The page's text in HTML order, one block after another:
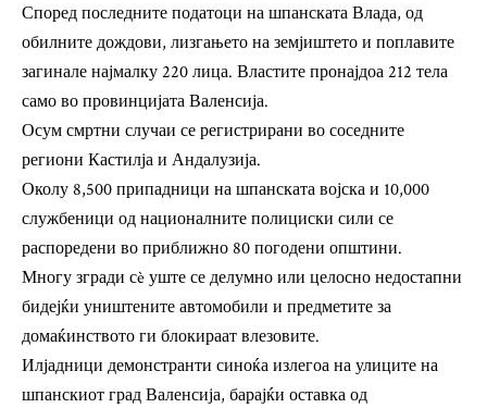
Според последните податоци на шпанската Влада, од
обилните дождови, лизгањето на земјиштето и поплавите
загинале најмалку 220 лица. Властите пронајдоа 212 тела
само во провинцијата Валенсија.
Осум смртни случаи се регистрирани во соседните
региони Кастилја и Андалузија.
Околу 8,500 припадници на шпанската војска и 10,000
службеници од националните полициски сили се
распоредени во приближно 80 погодени општини.
Многу згради сè уште се делумно или целосно недостапни
бидејќи уништените автомобили и предметите за
домаќинството ги блокираат влезовите.
Илјадници демонстранти синоќа излегоа на улиците на
шпанскиот град Валенсија, барајќи оставка од